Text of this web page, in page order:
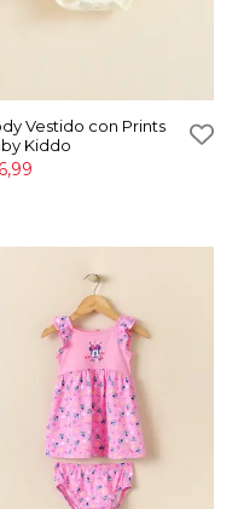
Vestido con Prints
Kiddo